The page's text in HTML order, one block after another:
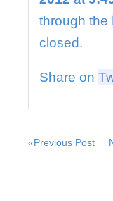
through the
closed.
Share on
«Previous Post